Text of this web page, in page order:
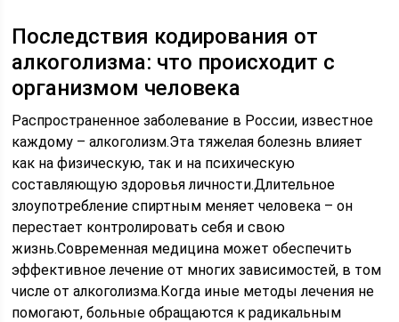
Последствия кодирования от
алкоголизма: что происходит с
организмом человека
Распространенное заболевание в России, известное
каждому – алкоголизм.Эта тяжелая болезнь влияет
как на физическую, так и на психическую
составляющую здоровья личности.Длительное
злоупотребление спиртным меняет человека – он
перестает контролировать себя и свою
жизнь.Современная медицина может обеспечить
эффективное лечение от многих зависимостей, в том
числе от алкоголизма.Когда иные методы лечения не
помогают, больные обращаются к радикальным